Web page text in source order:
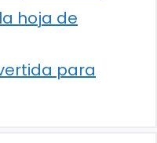
hoja de
para